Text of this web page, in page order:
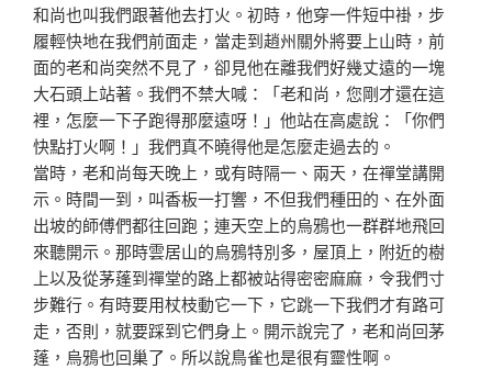
和尚也叫我們跟著他去打火。初時，他穿一件短中褂，步
履輕快地在我們前面走，當走到趙州關外將要上山時，前
面的老和尚突然不見了，卻見他在離我們好幾丈遠的一塊
大石頭上站著。我們不禁大喊：「老和尚，您剛才還在這
裡，怎麼一下子跑得那麼遠呀！」他站在高處說：「你們
快點打火啊！ 」我們真不曉得他是怎麼走過去的。
當時，老和尚每天晚上，或有時隔一、兩天，在禪堂講開
示 。時間一到，叫香板一打響，不但我們種田的、在外面
出坡的師傅們都往回跑；連天空上的烏鴉也一群群地飛回
來聽開示。那時雲居山的烏鴉特別多，屋頂上，附近的樹
上以及從茅蓬到禪堂的路上都被站得密密麻麻，令我們寸
步難行。有時要用杖枝動它一下，它跳一下我們才有路可
走，否則，就要踩到它們身上。開示說完了，老和尚回茅
蓬，烏鴉也回巢了。所以說鳥雀也是很有靈性啊。